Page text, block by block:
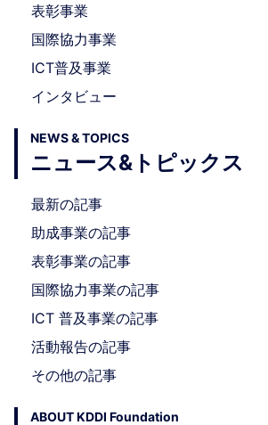
表彰事業
国際協力事業
ICT普及事業
インタビュー
NEWS & TOPICS
ニュース&トピックス
最新の記事
助成事業の記事
表彰事業の記事
国際協力事業の記事
ICT 普及事業の記事
活動報告の記事
その他の記事
ABOUT KDDI Foundation